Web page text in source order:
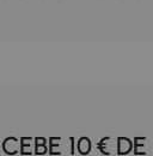
10 €